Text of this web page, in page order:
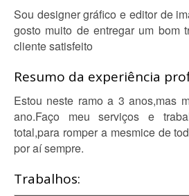
Sou designer gráfico e editor de
gosto muito de entregar um bom
cliente satisfeito
Resumo da experiência
Estou neste ramo a 3 anos,mas
ano.Faço meu serviços e
total,para romper a mesmice de
por aí sempre.
Trabalhos: